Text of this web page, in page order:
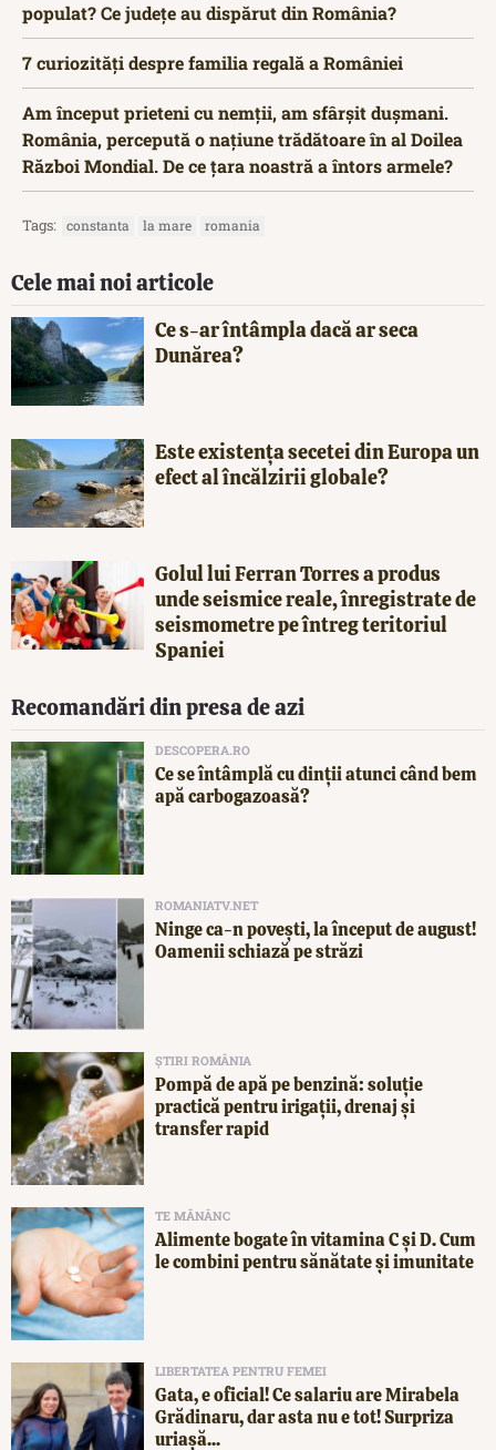
populat? Ce județe au dispărut din România?
7 curiozități despre familia regală a României
Am început prieteni cu nemții, am sfârșit dușmani.
România, percepută o națiune trădătoare în al Doilea
Război Mondial. De ce țara noastră a întors armele?
Tags: constanta la mare romania
Cele mai noi articole
Ce s-ar întâmpla dacă ar seca
Dunărea?
Este existența secetei din Europa un
efect al încălzirii globale?
Golul lui Ferran Torres a produs
unde seismice reale, înregistrate de
seismometre pe întreg teritoriul
Spaniei
Recomandări din presa de azi
DESCOPERA.RO
Ce se întâmplă cu dinții atunci când bem
apă carbogazoasă?
ROMANIATV.NET
Ninge ca-n povești, la început de august!
Oamenii schiază pe străzi
ȘTIRI ROMÂNIA
Pompă de apă pe benzină: soluție
practică pentru irigații, drenaj și
transfer rapid
TE MĂNÂNC
Alimente bogate în vitamina C și D. Cum
le combini pentru sănătate și imunitate
LIBERTATEA PENTRU FEMEI
Gata, e oficial! Ce salariu are Mirabela
Grădinaru, dar asta nu e tot! Surpriza
uriașă...